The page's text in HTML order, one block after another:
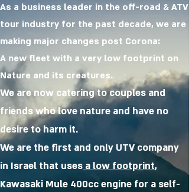
As a business leader in the off-road & ATV
tour industry for the past decade, we are
making major changes post Corona:
A new fleet with a very low footprint on
Nature and its creatures.
We are now catering to couples and
friends who love nature and have no
desire to harm it.
We are the first and only UTV company
in Israel that uses a low footprint,
Kawasaki Mule 400cc engine for a self-